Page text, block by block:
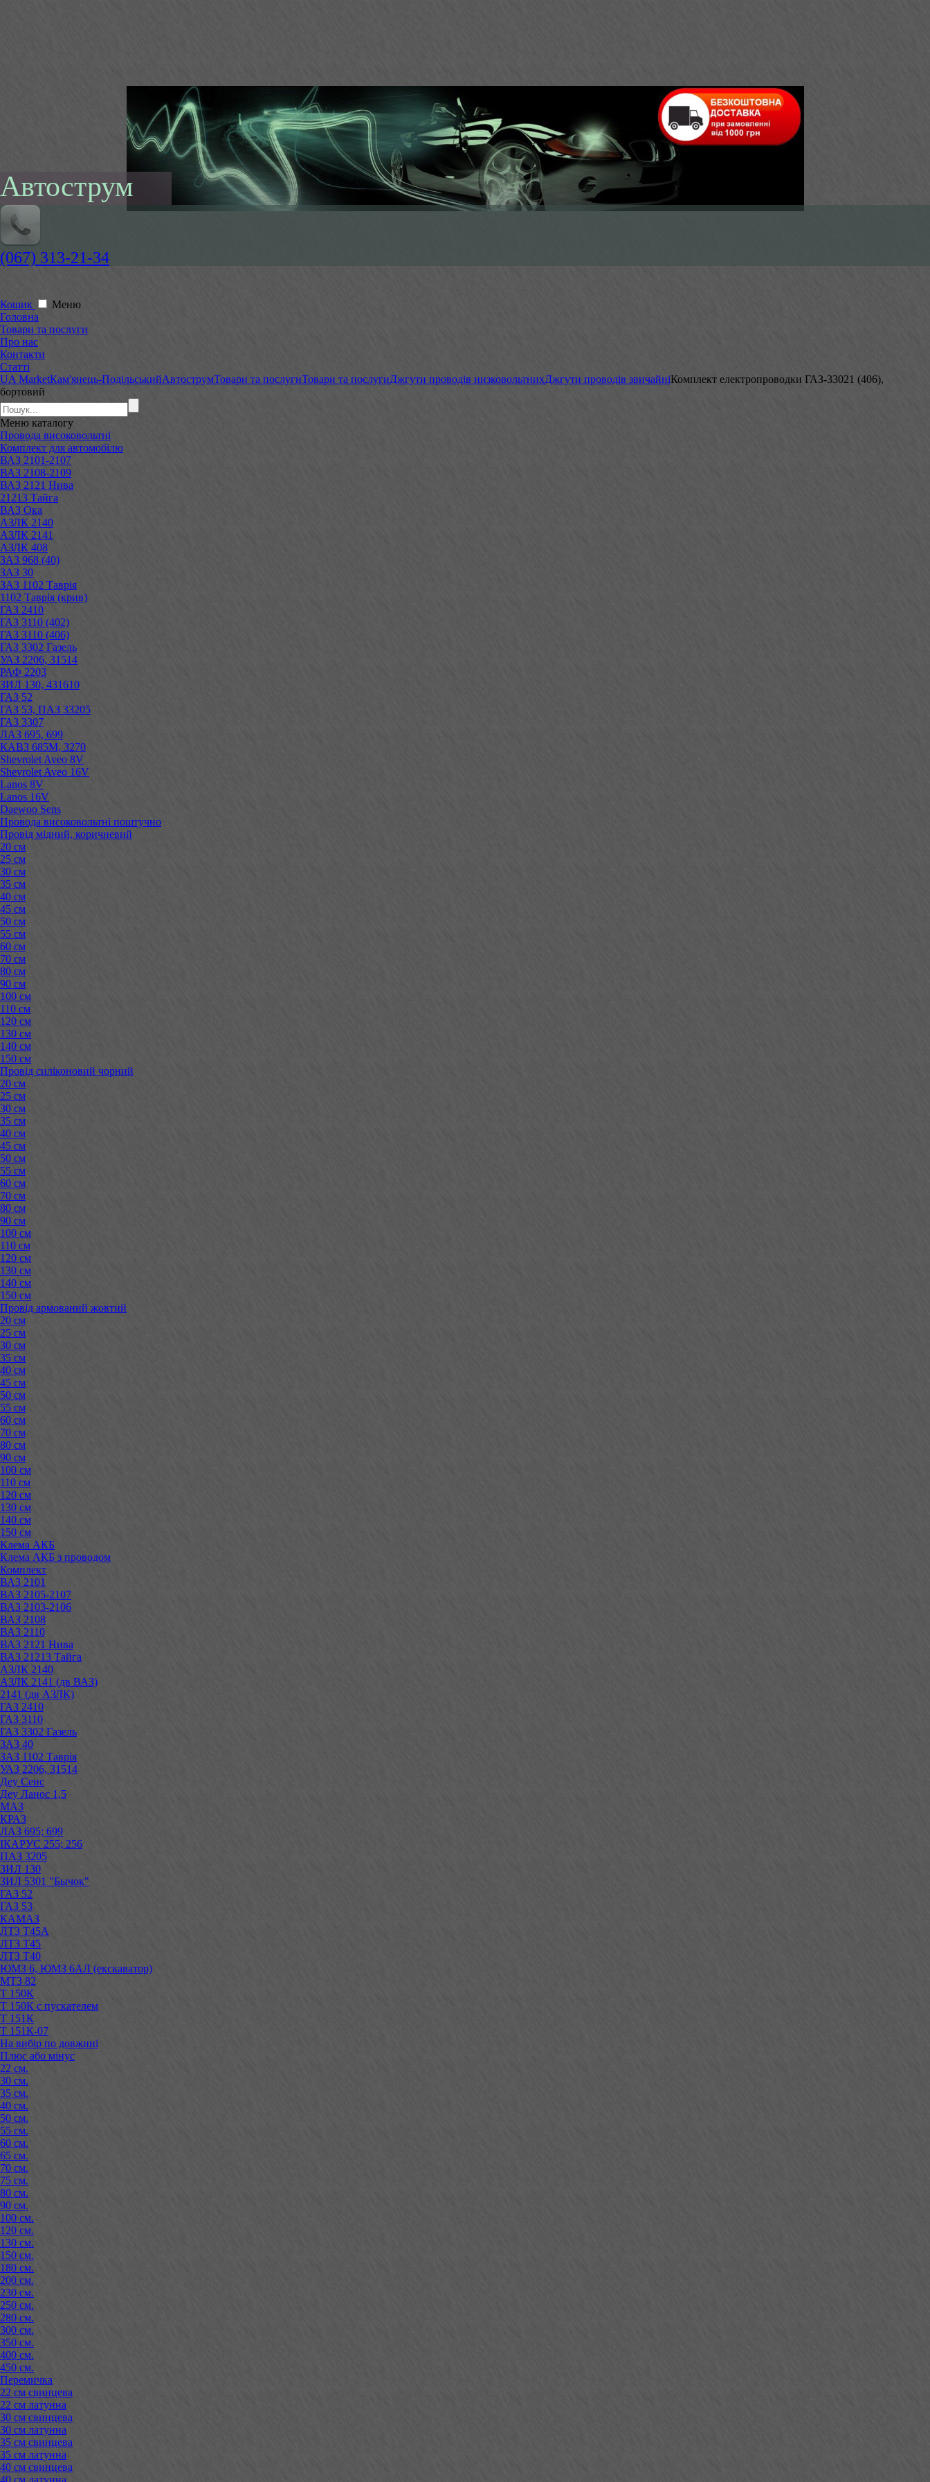
Автострум
(067) 313-21-34
Кошик
Меню
Головна
Товари та послуги
Про нас
Контакти
Статті
UA MarketКам'янець-ПодільськийАвтострумТовари та послугиТовари та послугиДжгути проводів низковольтнихДжгути проводів звичайніКомплект електропроводки ГАЗ-33021 (406),
бортовий
Меню каталогу
Провода високовольтні
Комплект для автомобілю
ВАЗ 2101-2107
ВАЗ 2108-2109
ВАЗ 2121 Нива
21213 Тайга
ВАЗ Ока
АЗЛК 2140
АЗЛК 2141
АЗЛК 408
ЗАЗ 968 (40)
ЗАЗ 30
ЗАЗ 1102 Таврія
1102 Таврія (крив)
ГАЗ 2410
ГАЗ 3110 (402)
ГАЗ 3110 (406)
ГАЗ 3302 Газель
УАЗ 2206, 31514
РАФ 2203
ЗИЛ 130, 431610
ГАЗ 52
ГАЗ 53, ПАЗ 33205
ГАЗ 3307
ЛАЗ 695, 699
КАВЗ 685М, 3270
Shevrolet Aveo 8V
Shevrolet Aveo 16V
Lanos 8V
Lanos 16V
Daewoo Sens
Провода високовольтні поштучно
Провід мідний, коричневий
20 см
25 см
30 см
35 см
40 см
45 см
50 см
55 см
60 см
70 см
80 см
90 см
100 см
110 см
120 см
130 см
140 см
150 см
Провід силіконовий чорний
20 см
25 см
30 см
35 см
40 см
45 см
50 см
55 см
60 см
70 см
80 см
90 см
100 см
110 см
120 см
130 см
140 см
150 см
Провід армований жовтий
20 см
25 см
30 см
35 см
40 см
45 см
50 см
55 см
60 см
70 см
80 см
90 см
100 см
110 см
120 см
130 см
140 см
150 см
Клема АКБ
Клема АКБ з проводом
Комплект
ВАЗ 2101
ВАЗ 2105-2107
ВАЗ 2103-2106
ВАЗ 2108
ВАЗ 2110
ВАЗ 2121 Нива
ВАЗ 21213 Тайга
АЗЛК 2140
АЗЛК 2141 (дв ВАЗ)
2141 (дв АЗЛК)
ГАЗ 2410
ГАЗ 3110
ГАЗ 3302 Газель
ЗАЗ 40
ЗАЗ 1102 Таврія
УАЗ 2206, 31514
Деу Сенс
Деу Ланос 1,5
МАЗ
КРАЗ
ЛАЗ 695; 699
ІКАРУС 255; 256
ПАЗ 3205
ЗИЛ 130
ЗИЛ 5301 "Бычок"
ГАЗ 52
ГАЗ 53
КАМАЗ
ЛТЗ Т45А
ЛТЗ Т45
ЛТЗ Т40
ЮМЗ 6, ЮМЗ 6АЛ (екскаватор)
МТЗ 82
Т 150К
Т 150К с пускателем
Т 151К
Т 151К-07
На вибір по довжині
Плюс або мінус
22 см.
30 см.
35 см.
40 см.
50 см.
55 см.
60 см.
65 см.
70 см.
75 см.
80 см.
90 см.
100 см.
120 см.
130 см.
150 см.
180 см.
200 см.
230 см.
250 см.
280 см.
300 см.
350 см.
400 см.
450 см.
Перемичка
22 см свинцева
22 см латунна
30 см свинцева
30 см латунна
35 см свинцева
35 см латунна
40 см свинцева